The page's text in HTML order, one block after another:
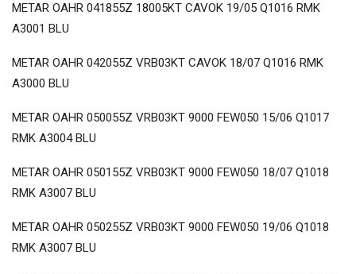
METAR OAHR 041855Z 18005KT CAVOK 19/05 Q1016 RMK
A3001 BLU
METAR OAHR 042055Z VRB03KT CAVOK 18/07 Q1016 RMK
A3000 BLU
METAR OAHR 050055Z VRB03KT 9000 FEW050 15/06 Q1017
RMK A3004 BLU
METAR OAHR 050155Z VRB03KT 9000 FEW050 18/07 Q1018
RMK A3007 BLU
METAR OAHR 050255Z VRB03KT 9000 FEW050 19/06 Q1018
RMK A3007 BLU